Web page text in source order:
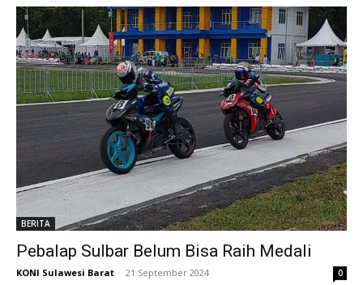
BERITA
Pebalap Sulbar Belum Bisa Raih Medali
KONI Sulawesi Barat - 21 September 2024 0